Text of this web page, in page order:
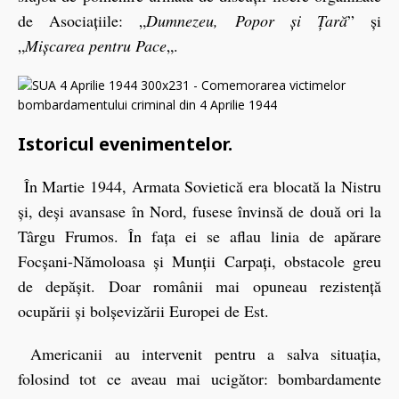
de Asociațiile: „Dumnezeu, Popor și Țară” și
„Mișcarea pentru Pace„.
Istoricul evenimentelor.
În Martie 1944, Armata Sovietică era blocată la Nistru
și, deși avansase în Nord, fusese învinsă de două ori la
Târgu Frumos. În fața ei se aflau linia de apărare
Focșani-Nămoloasa și Munții Carpați, obstacole greu
de depășit. Doar românii mai opuneau rezistență
ocupării și bolșevizării Europei de Est.
Americanii au intervenit pentru a salva situația,
folosind tot ce aveau mai ucigător: bombardamente